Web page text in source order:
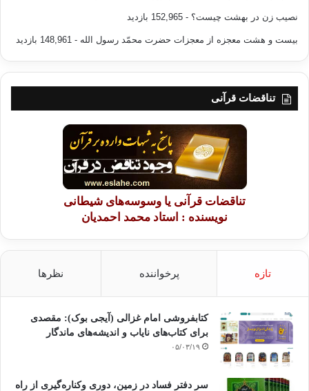
نصیب زن در بهشت چیست؟ - 152,965 بازدید
بیست و هشت معجزه از معجزات حضرت محمّد رسول الله - 148,961 بازدید
تناقضات قرآنی
تناقضات قرآنی یا وسوسه‌های شیطانی
نویسنده : استاد محمد احمدیان
تازه پرخواننده نظرها
کتابفروشی امام غزالی (آیجی بوک): مقصدی
برای کتاب‌های نایاب و اندیشه‌های ماندگار
۰۵/۰۳/۱۹
سر دفتر فساد در زمین‌، دوری وکناره‌گیری از راه